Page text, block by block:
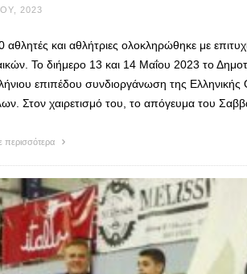
2023
αθλητές και αθλήτριες ολοκληρώθηκε με
Το διήμερο 13 και 14 Μαΐου 2023 το
επιπέδου συνδιοργάνωση της
Στον χαιρετισμό του, το απόγευμα του
περισσότερα